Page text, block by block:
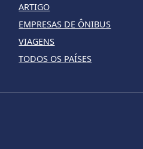
ARTIGO
EMPRESAS DE ÔNIBUS
VIAGENS
TODOS OS PAÍSES